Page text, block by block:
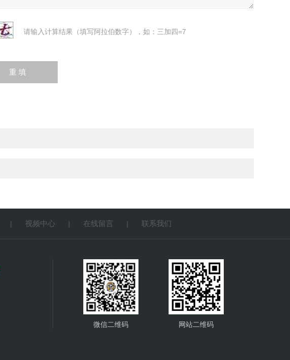
请输入计算结果（填写阿拉伯数字），如：三加四=7
| 视频中心 | 在线留言 | 联系我们
微信二维码 网站二维码